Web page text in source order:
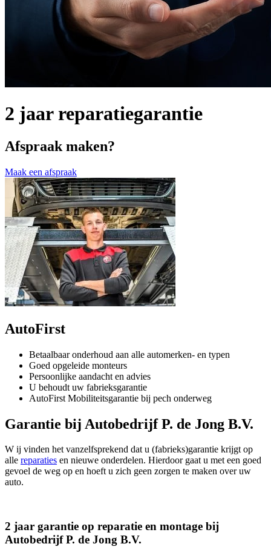
2 jaar reparatiegarantie
Afspraak maken?
Maak een afspraak
AutoFirst
Betaalbaar onderhoud aan alle automerken- en typen
Goed opgeleide monteurs
Persoonlijke aandacht en advies
U behoudt uw fabrieksgarantie
AutoFirst Mobiliteitsgarantie bij pech onderweg
Garantie bij Autobedrijf P. de Jong B.V.
W ij vinden het vanzelfsprekend dat u (fabrieks)garantie krijgt op
alle reparaties en nieuwe onderdelen. Hierdoor gaat u met een goed
gevoel de weg op en hoeft u zich geen zorgen te maken over uw
auto.
2 jaar garantie op reparatie en montage bij
Autobedrijf P. de Jong B.V.